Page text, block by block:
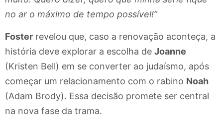
no ar o máximo de tempo possível!”
Foster revelou que, caso a renovação aconteça, a
história deve explorar a escolha de Joanne
(Kristen Bell) em se converter ao judaísmo, após
começar um relacionamento com o rabino Noah
(Adam Brody). Essa decisão promete ser central
na nova fase da trama.